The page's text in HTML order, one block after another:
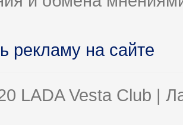
рекламу на сайте
LADA Vesta Club |